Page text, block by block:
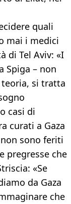
quali
mai i medici
di Tel Aviv: «I
Spiga – non
si tratta
casi di
curati a Gaza
sono feriti
pregresse che
«Se
da Gaza
che